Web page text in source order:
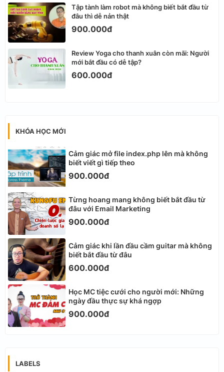
Tập tành làm robot mà không biết bắt đầu từ
đâu thì dễ nản thật
900.000đ
Review Yoga cho thanh xuân còn mãi: Người
mới bắt đầu có dễ tập?
600.000đ
KHÓA HỌC MỚI
Cảm giác mở file index.php lên mà không
biết viết gì tiếp theo
900.000đ
Từng hoang mang không biết bắt đầu từ
đâu với Email Marketing
900.000đ
Cảm giác khi lần đầu cầm guitar mà không
biết bắt đầu từ đâu
600.000đ
Học MC tiệc cưới cho người mới: Những
ngày đầu thực sự khá ngợp
900.000đ
LABELS